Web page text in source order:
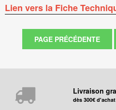
Lien vers la Fiche
Livraison
dès 300€ d'achat